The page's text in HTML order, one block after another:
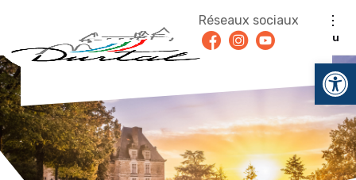
Menu
Réseaux sociaux
FacebookInstagram
Youtube